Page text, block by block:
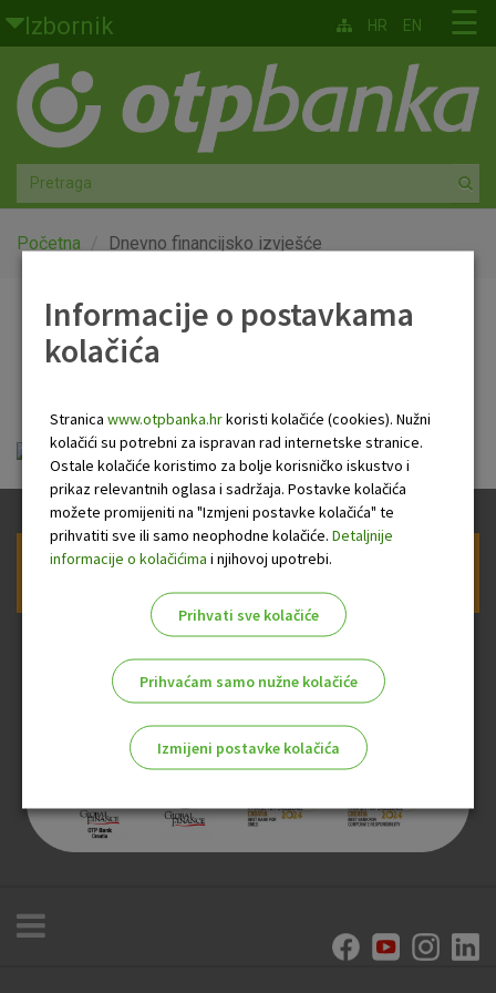
Skoči na glavni sadržaj
Izbornik
Građani
Privatno bankarstvo
Agro
Mala poduzeća i obrtnici
Globalna tržišta
O nama
☰
HR EN
Početna Dnevno financijsko izvješće
Dnevno financijsko
Dnevno financijsko izvješće.pdf
Prijava na newsletter OTP banke
Informacije o postavkama
kolačića
Stranica www.otpbanka.hrkoristi kolačiće (cookies). Nužni
kolačići su potrebni za ispravan rad internetske stranice.
Ostale kolačiće koristimo za bolje korisničko iskustvo i
prikaz relevantnih oglasa i sadržaja. Postavke kolačića
možete promijeniti na "Izmjeni postavke kolačića" te
prihvatiti sve ili samo neophodne kolačiće. Detaljnije
informacije o kolačićima i njihovoj upotrebi.
Prihvati sve kolačiće
Prihvaćam samo nužne kolačiće
Izmijeni postavke kolačića